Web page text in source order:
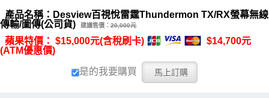
產品名稱：Desview百視悅雷霆Thundermon TX/RX螢幕無線
傳輸/圖傳(公司貨)
建議售價： 20,000元
蘋果特價： $15,000元(含稅刷卡)
$14,700元
(ATM優惠價)
是的我要購買